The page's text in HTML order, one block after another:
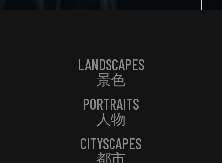
LANDSCAPES
景色
PORTRAITS
人物
CITYSCAPES
都市